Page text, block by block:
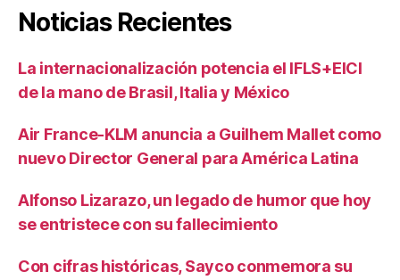
Noticias Recientes
La internacionalización potencia el IFLS+EICI
de la mano de Brasil, Italia y México
Air France-KLM anuncia a Guilhem Mallet como
nuevo Director General para América Latina
Alfonso Lizarazo, un legado de humor que hoy
se entristece con su fallecimiento
Con cifras históricas, Sayco conmemora su